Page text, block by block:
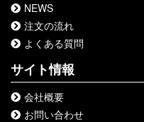
NEWS
注文の流れ
よくある質問
サイト情報
会社概要
お問い合わせ